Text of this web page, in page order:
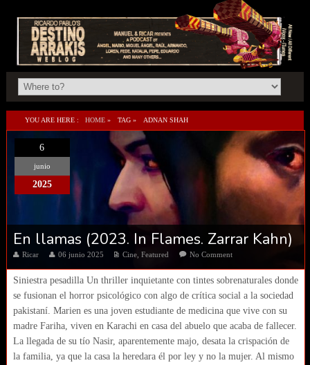
YOU ARE HERE : HOME » TAG » ADNAN SHAH
6
junio
2025
En llamas (2023. In Flames. Zarrar Kahn)
Ricar 06 junio 2025 Cine, Featured No Comment
Siniestra pesadilla Un thriller inquietante con tintes sobrenaturales donde
se fusionan el horror psicológico con algo de crítica social a la sociedad
pakistaní. Marien es una joven estudiante de medicina que vive con su
madre Fariha, viven en Karachi en casa del abuelo que acaba de fallecer.
La llegada de su tío Nasir, aparentemente majo, desata la crispación de
la familia, ya que la casa la heredara él por ley y no la mujer. Al mismo